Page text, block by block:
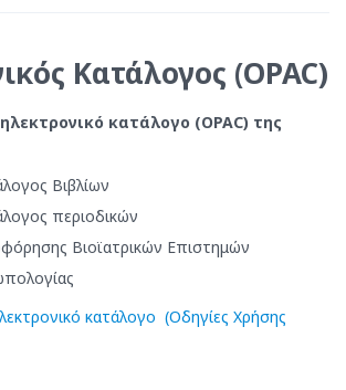
Κατάλογος (OPAC)
κατάλογο (OPAC) της
Βιβλίων
περιοδικών
Βιοϊατρικών Επιστημών
κατάλογο (Οδηγίες Χρήσης